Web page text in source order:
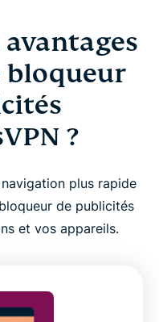
bloqueur
?
plus rapide
de publicités
et vos appareils.